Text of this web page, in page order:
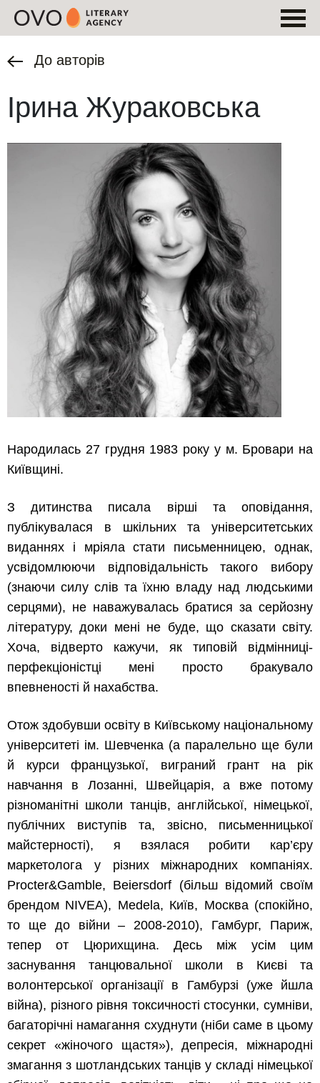
До авторів
Ірина Жураковська
Народилась 27 грудня 1983 року у м. Бровари на
Київщині.
З дитинства писала вірші та оповідання,
публікувалася в шкільних та університетських
виданнях і мріяла стати письменницею, однак,
усвідомлюючи відповідальність такого вибору
(знаючи силу слів та їхню владу над людськими
серцями), не наважувалась братися за серйозну
літературу, доки мені не буде, що сказати світу.
Хоча, відверто кажучи, як типовій відмінниці-
перфекціоністці мені просто бракувало
впевненості й нахабства.
Отож здобувши освіту в Київському національному
університеті ім. Шевченка (а паралельно ще були
й курси французької, виграний грант на рік
навчання в Лозанні, Швейцарія, а вже потому
різноманітні школи танців, англійської, німецької,
публічних виступів та, звісно, письменницької
майстерності), я взялася робити кар’єру
маркетолога у різних міжнародних компаніях.
Procter&Gamble, Beiersdorf (більш відомий своїм
брендом NIVEA), Medela, Київ, Москва (спокійно,
то ще до війни – 2008-2010), Гамбург, Париж,
тепер от Цюрихщина. Десь між усім цим
заснування танцювальної школи в Києві та
волонтерської організації в Гамбурзі (уже йшла
війна), різного рівня токсичності стосунки, сумніви,
багаторічні намагання схуднути (ніби саме в цьому
секрет «жіночого щастя»), депресія, міжнародні
змагання з шотландських танців у складі німецької